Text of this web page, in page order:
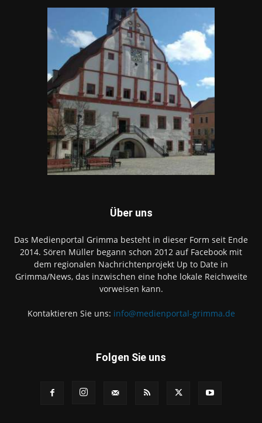
Über uns
Das Medienportal Grimma besteht in dieser Form seit Ende
2014. Sören Müller begann schon 2012 auf Facebook mit
dem regionalen Nachrichtenprojekt Up to Date in
Grimma/News, das inzwischen eine hohe lokale Reichweite
vorweisen kann.
Kontaktieren Sie uns: info@medienportal-grimma.de
Folgen Sie uns